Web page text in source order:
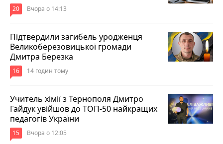
20 Вчора о 14:13
Підтвердили загибель уродженця
Великоберезовицької громади
Дмитра Березка
16 14 годин тому
Учитель хімії з Тернополя Дмитро
Гайдук увійшов до ТОП-50 найкращих
педагогів України
15 Вчора о 12:05